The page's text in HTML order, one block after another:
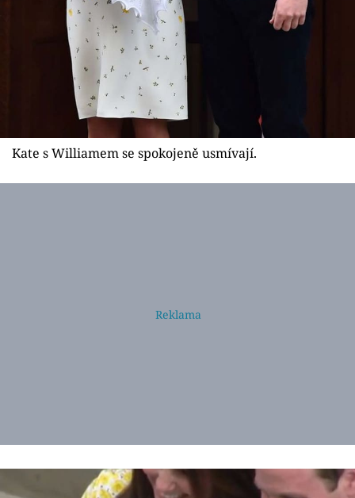
Kate s Williamem se spokojeně usmívají.